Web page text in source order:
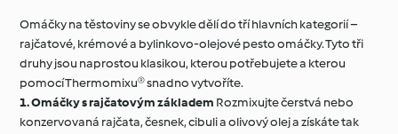
Omáčky na těstoviny se obvykle dělí do tří hlavních kategorií –
rajčatové, krémové a bylinkovo-olejové pesto omáčky. Tyto tři
druhy jsou naprostou klasikou, kterou potřebujete a kterou
pomocí Thermomixu® snadno vytvoříte.
1. Omáčky s rajčatovým základem Rozmixujte čerstvá nebo
konzervovaná rajčata, česnek, cibuli a olivový olej a získáte tak